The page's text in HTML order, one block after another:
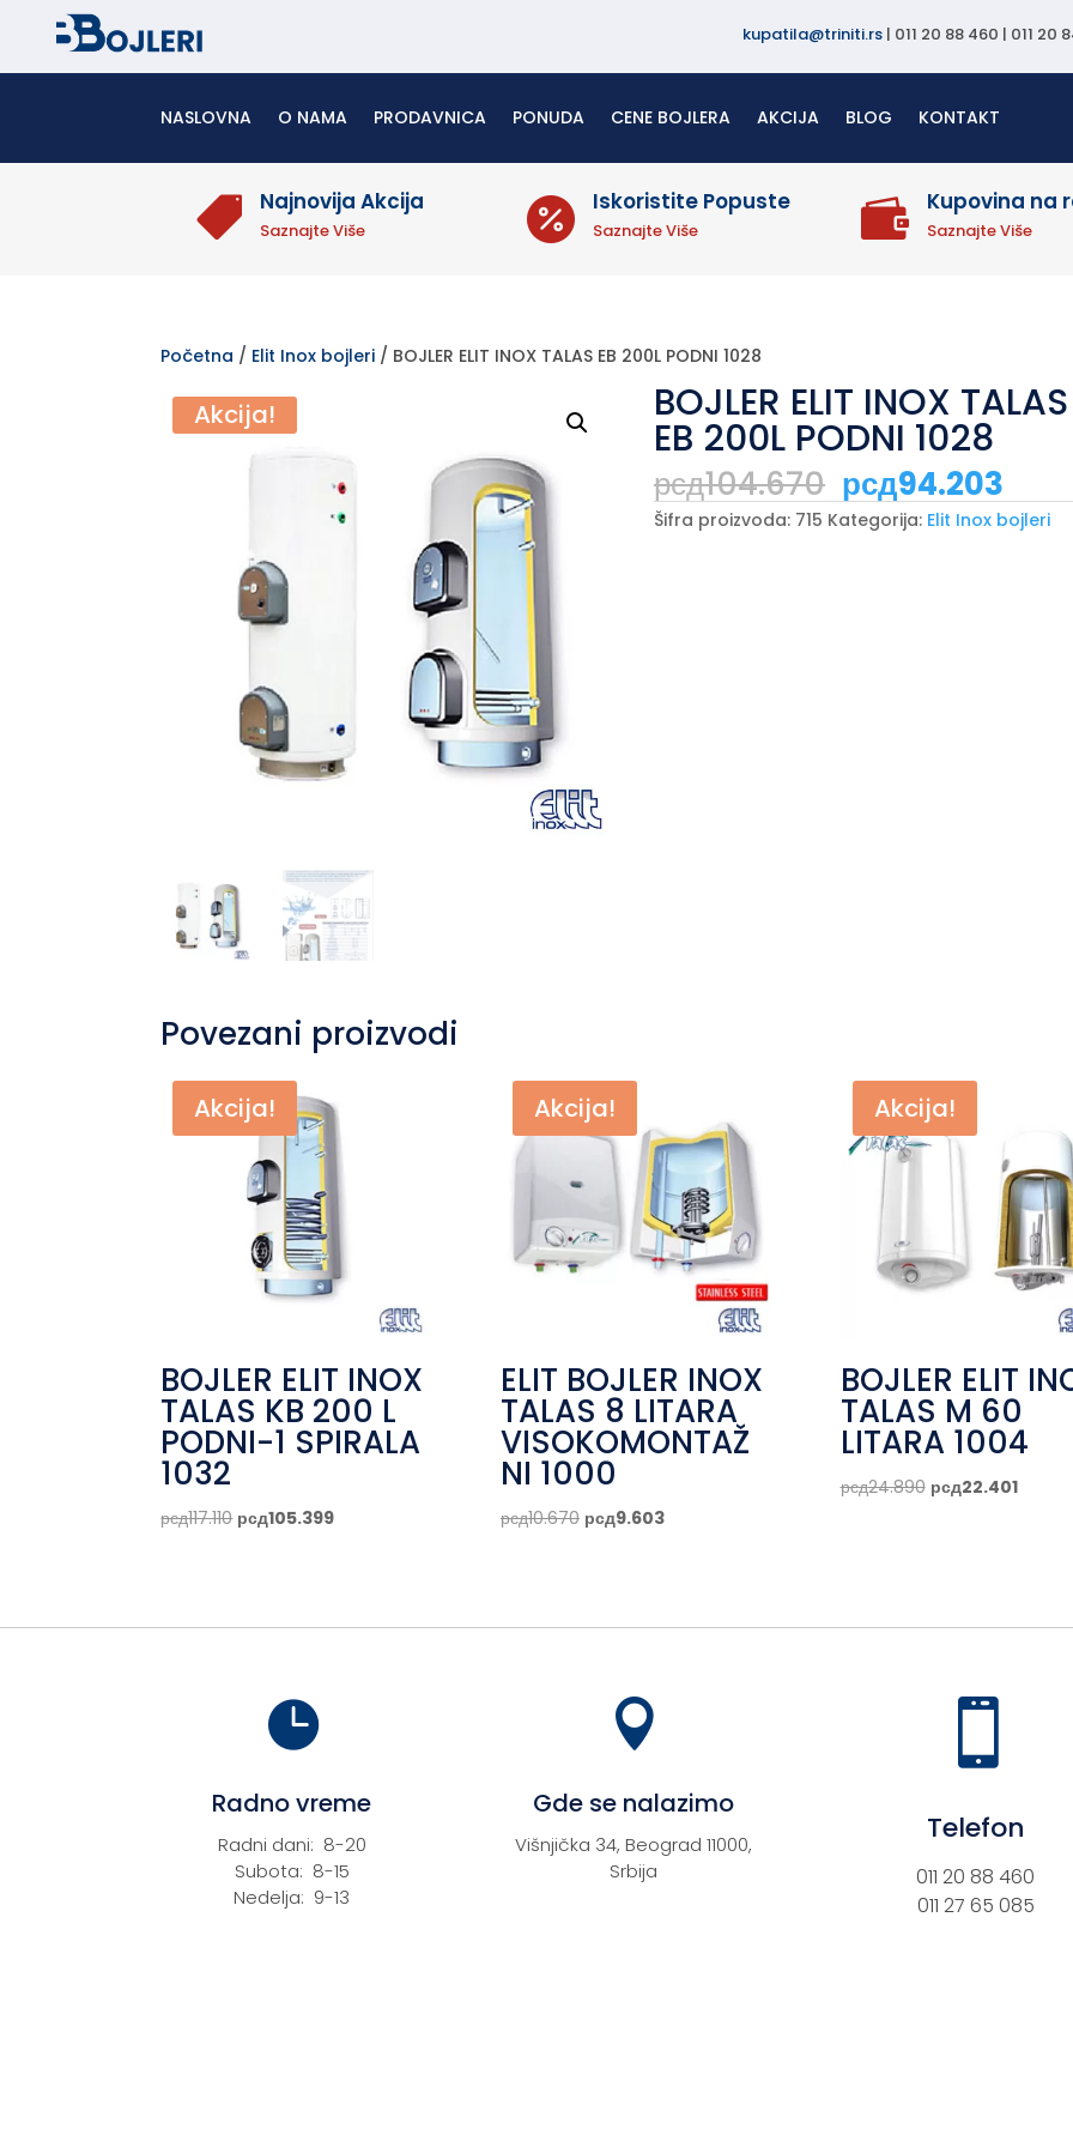
kupatila@triniti.rs | 011 20 88 460 | 011 20
NASLOVNA O NAMA PRODAVNICA PONUDA CENE BOJLERA AKCIJA BLOG KONTAKT
 Najnovija Akcija
Saznajte Više  Iskoristite Popuste
Saznajte Više  Kupovina na
Saznajte Više
Početna / Elit Inox bojleri / BOJLER ELIT INOX TALAS EB 200L PODNI 1028
Akcija! BOJLER ELIT INOX TALAS
EB 200L PODNI 1028
рсд104.670 Originalna
cena
je
рсд94.203
je:
Šifra proizvoda: 715 Kategorija: Elit Inox bojleri
Povezani proizvodi
Akcija!
BOJLER ELIT INOX
TALAS KB 200 L
PODNI-1 SPIRALA
1032
рсд117.110 Originalna
рсд117.110.
рсд105.399Trenutna
Akcija!
ELIT BOJLER INOX
TALAS 8 LITARA
VISOKOMONTAŽ
NI 1000
рсд10.670 Originalna
рсд10.670.
рсд9.603Trenutna
Akcija!
BOJLER ELIT
TALAS M 60
LITARA 1004
рсд24.890 Originalna
рсд22.401

Radno vreme
Radni dani: 8-20
Subota: 8-15
Nedelja: 9-13

Gde se nalazimo
Višnjička 34, Beograd 11000,
Srbija

Telefon
011 20 88 460
011 27 65 085